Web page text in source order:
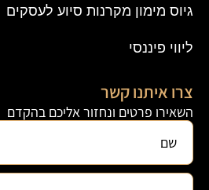
גיוס מימון מקרנות סיוע לעסקים
ליווי פיננסי
צרו איתנו קשר
השאירו פרטים ונחזור אליכם בהקדם